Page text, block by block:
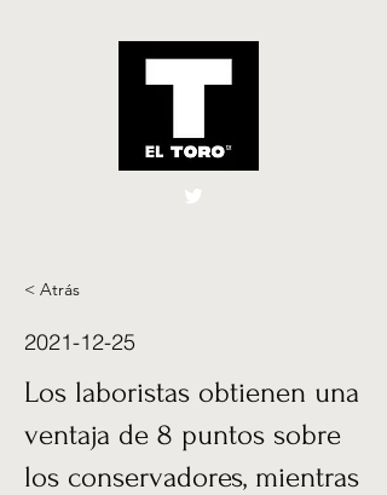
El Toro España
< Atrás
2021-12-25
Los laboristas obtienen una
ventaja de 8 puntos sobre
los conservadores, mientras